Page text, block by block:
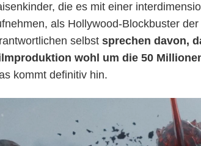
die es mit einer
als Hollywood-Blockbuster
selbst sprechen davon,
wohl um die 50
kommt definitiv hin.